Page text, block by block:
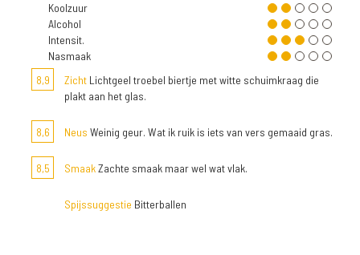
Koolzuur
Alcohol
Intensit.
Nasmaak
8,9
Zicht Lichtgeel troebel biertje met witte schuimkraag die
plakt aan het glas.
8,6 Neus Weinig geur. Wat ik ruik is iets van vers gemaaid gras.
8,5 SmaakZachte smaak maar wel wat vlak.
Spijssuggestie Bitterballen